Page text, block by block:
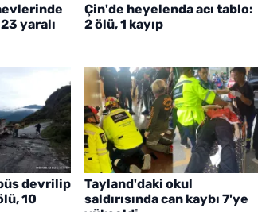
yaralı
Çin'de heyelenda acı tablo:
2 ölü, 1 kayıp
devrilip
10
Tayland'daki okul
saldırısında can kaybı 7'ye